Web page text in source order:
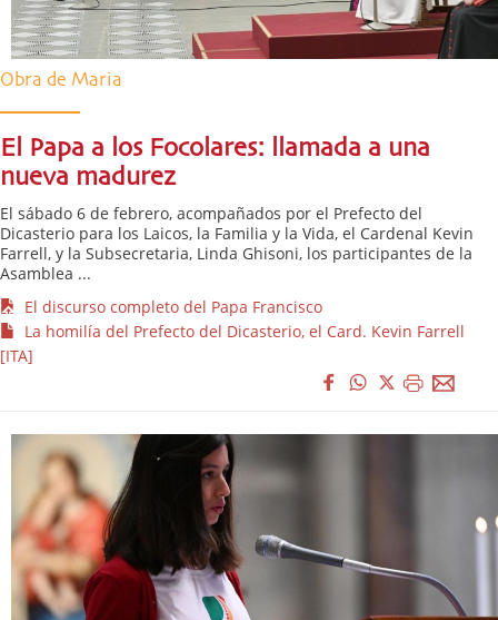
Obra de Maria
El Papa a los Focolares: llamada a una
nueva madurez
El sábado 6 de febrero, acompañados por el Prefecto del
Dicasterio para los Laicos, la Familia y la Vida, el Cardenal Kevin
Farrell, y la Subsecretaria, Linda Ghisoni, los participantes de la
Asamblea ...
El discurso completo del Papa Francisco
La homilía del Prefecto del Dicasterio, el Card. Kevin Farrell
[ITA]